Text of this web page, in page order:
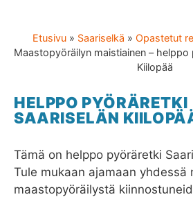
Etusivu » Saariselkä » Opastetut
Maastopyöräilyn maistiainen – helppo
Kiilopää
HELPPO PYÖRÄRETKI
SAARISELÄN
Tämä on helppo pyöräretki
Tule mukaan ajamaan yhdessä
maastopyöräilystä